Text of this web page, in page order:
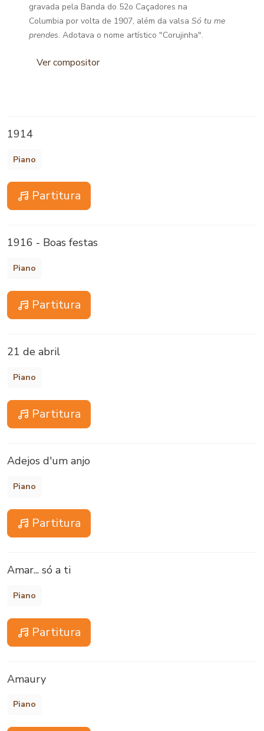
gravada pela Banda do 52o Caçadores na
Columbia por volta de 1907, além da valsaSó tu me
prendes. Adotava o nome artístico "Corujinha".
Ver compositor
1914
Piano
Partitura
1916 - Boas festas
Piano
Partitura
21 de abril
Piano
Partitura
Adejos d'um anjo
Piano
Partitura
Amar... só a ti
Piano
Partitura
Amaury
Piano